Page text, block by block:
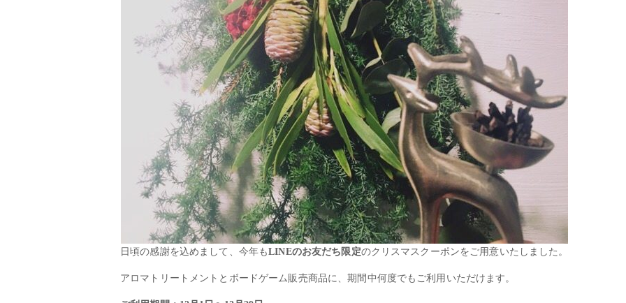
日頃の感謝を込めまして、今年もLINEのお友だち限定のクリスマスクーポンをご用意いたしました。
アロマトリートメントとボードゲーム販売商品に、期間中何度でもご利用いただけます。